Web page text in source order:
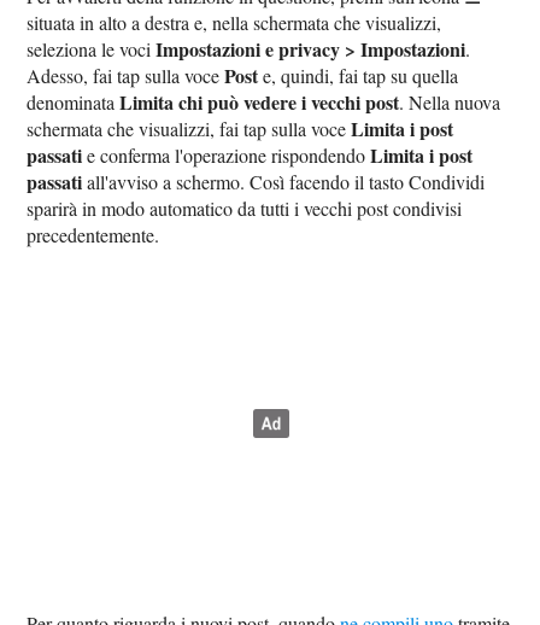
situata in alto a destra e, nella schermata che visualizzi,
seleziona le vociImpostazioni e privacy > Impostazioni.
Adesso, fai tap sulla vocePoste, quindi, fai tap su quella
denominataLimita chi può vedere i vecchi post. Nella nuova
schermata che visualizzi, fai tap sulla voceLimita i post
passatie conferma l'operazione rispondendoLimita i post
passatiall'avviso a schermo. Così facendo il tasto Condividi
sparirà in modo automatico da tutti i vecchi post condivisi
precedentemente.